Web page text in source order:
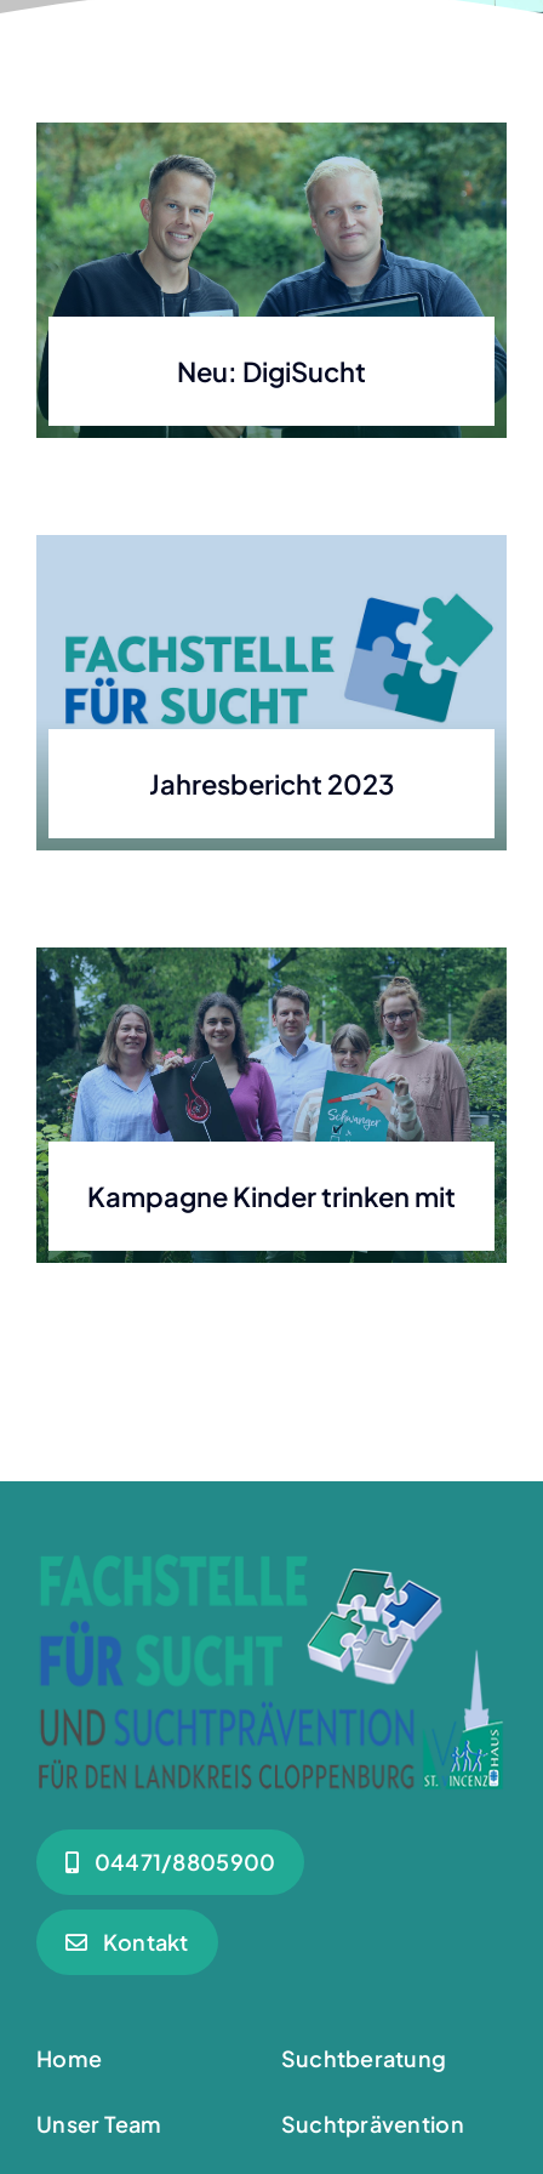
Neu: DigiSucht
Jahresbericht 2023
Kampagne Kinder trinken mit
04471/8805900
Kontakt
Home
Unser Team
Suchtberatung
Suchtprävention